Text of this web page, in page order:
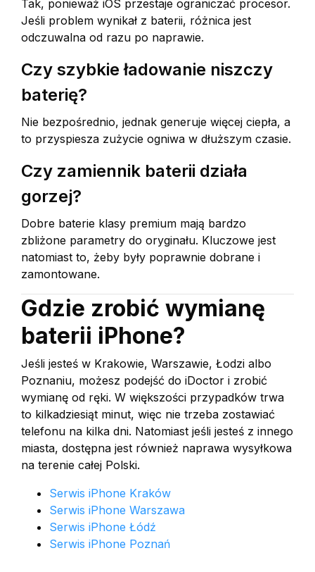
Tak, ponieważ iOS przestaje ograniczać procesor.
Jeśli problem wynikał z baterii, różnica jest
odczuwalna od razu po naprawie.
Czy szybkie ładowanie niszczy
baterię?
Nie bezpośrednio, jednak generuje więcej ciepła, a
to przyspiesza zużycie ogniwa w dłuższym czasie.
Czy zamiennik baterii działa
gorzej?
Dobre baterie klasy premium mają bardzo
zbliżone parametry do oryginału. Kluczowe jest
natomiast to, żeby były poprawnie dobrane i
zamontowane.
Gdzie zrobić wymianę
baterii iPhone?
Jeśli jesteś w Krakowie, Warszawie, Łodzi albo
Poznaniu, możesz podejść do iDoctor i zrobić
wymianę od ręki. W większości przypadków trwa
to kilkadziesiąt minut, więc nie trzeba zostawiać
telefonu na kilka dni. Natomiast jeśli jesteś z innego
miasta, dostępna jest również naprawa wysyłkowa
na terenie całej Polski.
Serwis iPhone Kraków
Serwis iPhone Warszawa
Serwis iPhone Łódź
Serwis iPhone Poznań